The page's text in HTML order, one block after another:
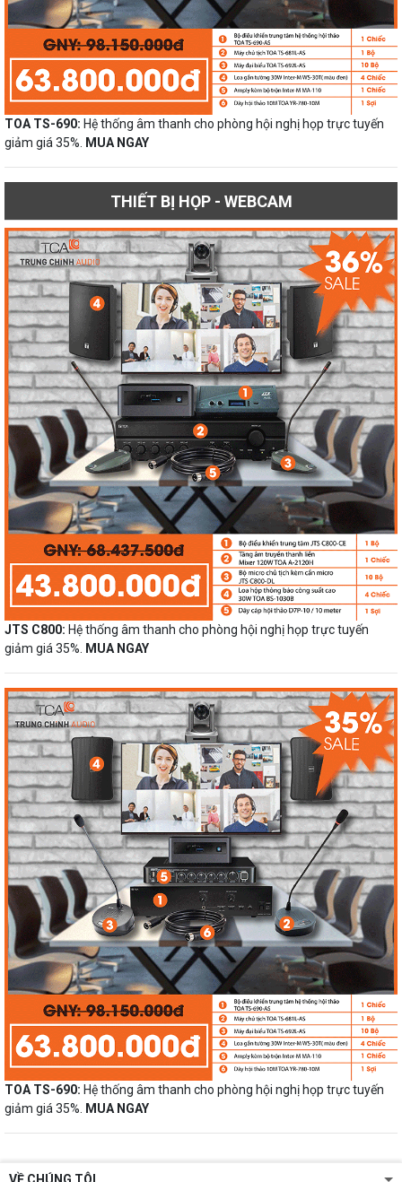
TOA TS-690: Hệ thống âm thanh cho phòng hội nghị họp trực tuyến
giảm giá 35%. MUA NGAY
THIẾT BỊ HỌP - WEBCAM
JTS C800: Hệ thống âm thanh cho phòng hội nghị họp trực tuyến
giảm giá 35%. MUA NGAY
TOA TS-690: Hệ thống âm thanh cho phòng hội nghị họp trực tuyến
giảm giá 35%. MUA NGAY